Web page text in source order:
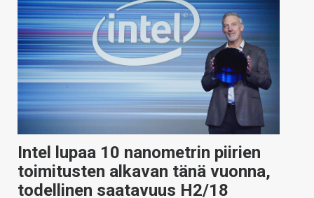
Intel lupaa 10 nanometrin piirien
toimitusten alkavan tänä vuonna,
todellinen saatavuus H2/18